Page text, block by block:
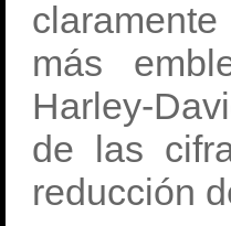
más
Harley-
de las
reducción